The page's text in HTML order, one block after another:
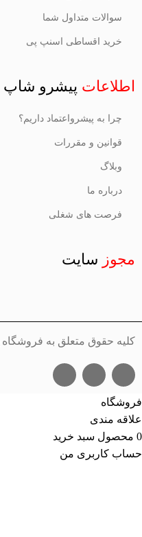
سوالات متداول شما
خرید اقساطی اسنپ پی
اطلاعات پیشرو شاپ
چرا به پیشرواعتماد داریم؟
قوانین و مقررات
وبلاگ
درباره ما
فرصت های شغلی
مجوز سایت
کلیه حقوق متعلق به فروشگاه
فروشگاه
علاقه مندی
0 محصول سبد خرید
حساب کاربری من